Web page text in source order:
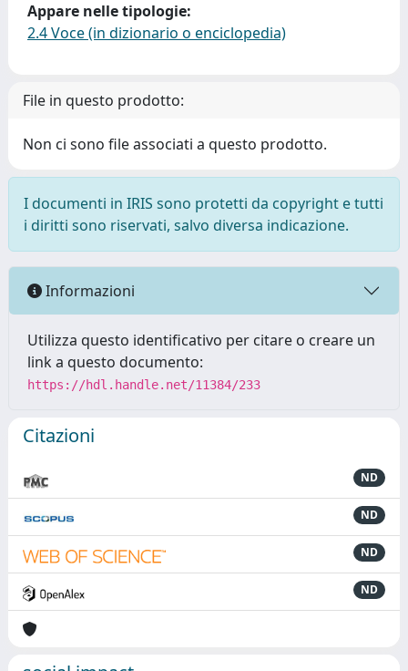
Appare nelle tipologie:
2.4 Voce (in dizionario o enciclopedia)
File in questo prodotto:
Non ci sono file associati a questo prodotto.
I documenti in IRIS sono protetti da copyright e tutti
i diritti sono riservati, salvo diversa indicazione.
Informazioni
Utilizza questo identificativo per citare o creare un
link a questo documento:
https://hdl.handle.net/11384/233
Citazioni
ND
ND
ND
ND